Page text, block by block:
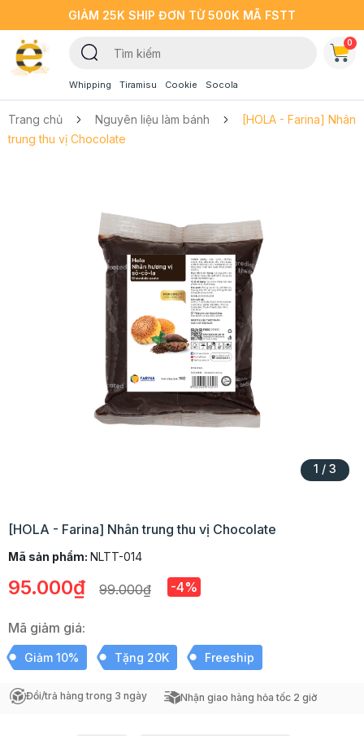
GIẢM 25K SHIP ĐƠN TỪ 500K MÃ FSTT
Whipping Tiramisu Cookie Socola
0
Trang chủ Nguyên liệu làm bánh
[HOLA - Farina] Nhân
trung thu vị Chocolate
1 / 3
[HOLA - Farina] Nhân trung thu vị Chocolate
Mã sản phẩm: NLTT-014
95.000₫ 99.000₫ -4%
Mã giảm giá:
Giảm 10% Tặng 20K Freeship
Đổi/trả hàng trong 3 ngày Nhận giao hàng hỏa tốc 2 giờ